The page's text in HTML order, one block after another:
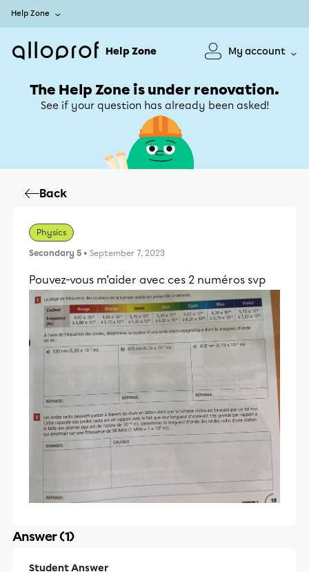
Help Zone
Help Zone My account
The Help Zone is under renovation.
See if your question has already been asked!
Back
Physics
Secondary 5 • September 7, 2023
Pouvez-vous m’aider avec ces 2 numéros svp
Answer (1)
Student Answer